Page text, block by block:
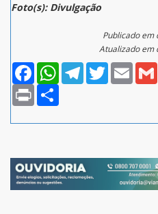
Foto(s): Divulgação
Publicado
Atualizado em
FacebookWhatsAppTelegramTwitterEmail
Print